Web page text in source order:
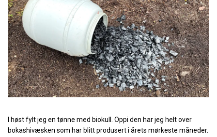
I høst fylt jeg en tønne med biokull. Oppi den har jeg helt over
bokashivæsken som har blitt produsert i årets mørkeste måneder.